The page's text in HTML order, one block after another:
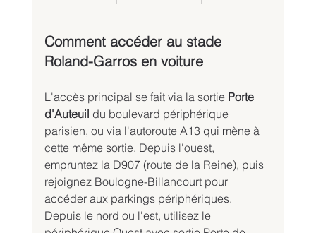
Comment accéder au stade
Roland-Garros en voiture
L'accès principal se fait via la sortie Porte
d'Auteuil du boulevard périphérique
parisien, ou via l'autoroute A13 qui mène à
cette même sortie. Depuis l'ouest,
empruntez la D907 (route de la Reine), puis
rejoignez Boulogne-Billancourt pour
accéder aux parkings périphériques.
Depuis le nord ou l'est, utilisez le